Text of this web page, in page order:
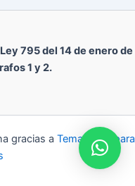
795 del 14 de enero de
1 y 2.
gracias a Tema Astra para